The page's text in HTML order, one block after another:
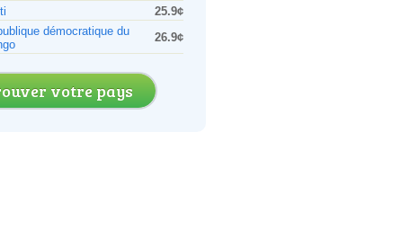
25.9¢
démocratique du
26.9¢
votre pays